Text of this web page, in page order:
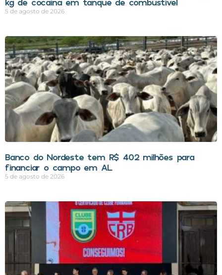
5 de agosto de 2026
Banco do Nordeste tem R$ 402 milhões para
financiar o campo em AL
5 de agosto de 2026